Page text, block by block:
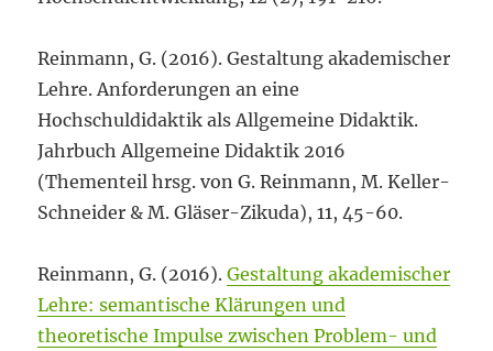
Reinmann, G. (2016). Gestaltung akademischer
Lehre. Anforderungen an eine
Hochschuldidaktik als Allgemeine Didaktik.
Jahrbuch Allgemeine Didaktik 2016
(Thementeil hrsg. von G. Reinmann, M. Keller-
Schneider & M. Gläser-Zikuda), 11, 45-60.
Reinmann, G. (2016).Gestaltung akademischer
Lehre: semantische Klärungen und
theoretische Impulse zwischen Problem- und